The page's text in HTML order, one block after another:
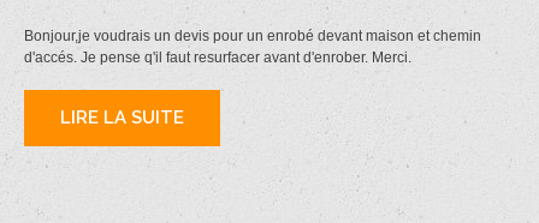
Bonjour,je voudrais un devis pour un enrobé devant maison et chemin
d'accés. Je pense q'il faut resurfacer avant d'enrober. Merci.
LIRE LA SUITE